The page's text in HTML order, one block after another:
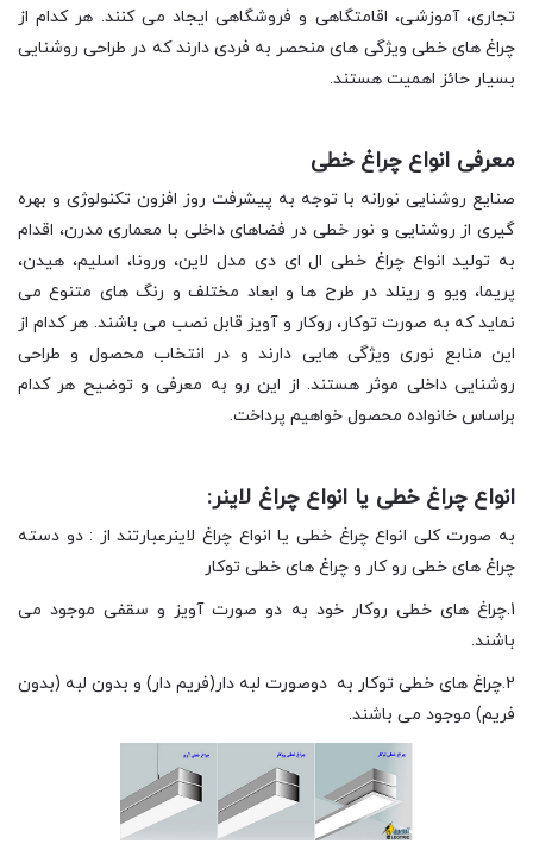
تجاری، آموزشی، اقامتگاهی و فروشگاهی ایجاد می کنند. هر کدام از
چراغ های خطی ویژگی های منحصر به فردی دارند که در طراحی روشنایی
بسیار حائز اهمیت هستند.
معرفی انواع چراغ خطی
صنایع روشنایی نورانه با توجه به پیشرفت روز افزون تکنولوژی و بهره
گیری از روشنایی و نور خطی در فضاهای داخلی با معماری مدرن، اقدام
به تولید انواع چراغ خطی ال ای دی مدل لاین، ورونا، اسلیم، هیدن،
پریما، ویو و رینلد در طرح ها و ابعاد مختلف و رنگ های متنوع می
نماید که به صورت توکار، روکار و آویز قابل نصب می باشند. هر کدام از
این منابع نوری ویژگی هایی دارند و در انتخاب محصول و طراحی
روشنایی داخلی موثر هستند. از این رو به معرفی و توضیح هر کدام
براساس خانواده محصول خواهیم پرداخت.
انواع چراغ خطی یا انواع چراغ لاینر:
به صورت کلی انواع چراغ خطی یا انواع چراغ لاینرعبارتند از : دو دسته
چراغ های خطی رو کار و چراغ های خطی توکار
1.چراغ های خطی روکار خود به دو صورت آویز و سقفی موجود می
باشند.
2.چراغ های خطی توکار به دوصورت لبه دار(فریم دار) و بدون لبه (بدون
فریم) موجود می باشند.